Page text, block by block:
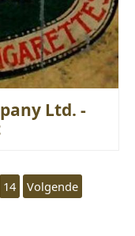
Ltd. -
14 Volgende